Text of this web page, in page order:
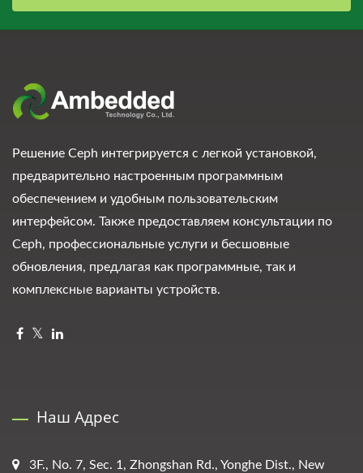
Решение Ceph интегрируется с легкой установкой,
предварительно настроенным программным
обеспечением и удобным пользовательским
интерфейсом. Также предоставляем консультации по
Ceph, профессиональные услуги и бесшовные
обновления, предлагая как программные, так и
комплексные варианты устройств.
Наш Адрес
3F., No. 7, Sec. 1, Zhongshan Rd., Yonghe Dist., New